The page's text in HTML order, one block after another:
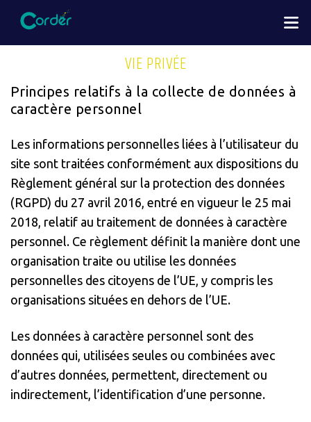
Aller
contenu
VIE PRIVÉE
Principes relatifs à la collecte de données à
caractère personnel
Les informations personnelles liées à l’utilisateur du
site sont traitées conformément aux dispositions du
Règlement général sur la protection des données
(RGPD) du 27 avril 2016, entré en vigueur le 25 mai
2018, relatif au traitement de données à caractère
personnel. Ce règlement définit la manière dont une
organisation traite ou utilise les données
personnelles des citoyens de l’UE, y compris les
organisations situées en dehors de l’UE.
Les données à caractère personnel sont des
données qui, utilisées seules ou combinées avec
d’autres données, permettent, directement ou
indirectement, l’identification d’une personne.